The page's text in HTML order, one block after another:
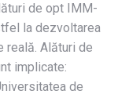
de opt IMM-
la dezvoltarea
reală. Alături de
implicate:
de